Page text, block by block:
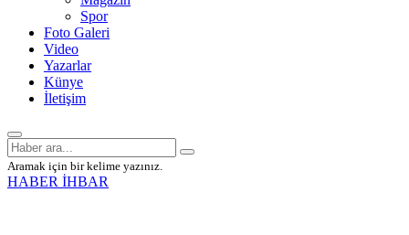
Spor
Foto Galeri
Video
Yazarlar
Künye
İletişim
Aramak için bir kelime yazınız.
HABER İHBAR